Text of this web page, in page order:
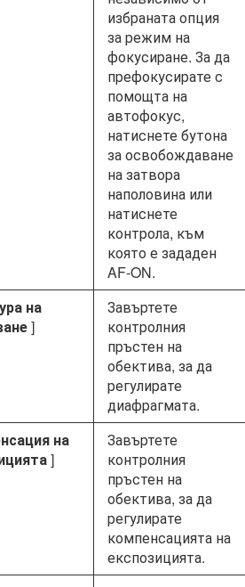
избраната опция
за режим на
фокусиране. За да
префокусирате с
помощта на
автофокус,
натиснете бутона
за освобождаване
на затвора
наполовина или
натиснете
контрола, към
която е зададен
AF-ON.
на
]
Завъртете
контролния
пръстен на
обектива, за да
регулирате
диафрагмата.
на
]
Завъртете
контролния
пръстен на
обектива, за да
регулирате
компенсацията на
експозицията.